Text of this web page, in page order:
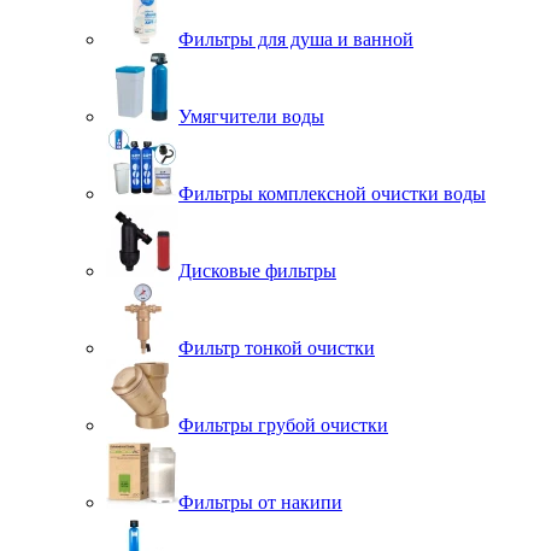
Фильтры для душа и ванной
Умягчители воды
Фильтры комплексной очистки воды
Дисковые фильтры
Фильтр тонкой очистки
Фильтры грубой очистки
Фильтры от накипи